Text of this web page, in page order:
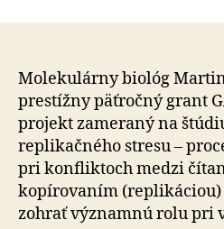
Molekulárny biológ
prestížny päť­roč­ný grant
projekt zameraný na
replikačného stresu –
pri konfliktoch medzi
kopírovaním (replikáciou)
zohrať významnú rolu pri